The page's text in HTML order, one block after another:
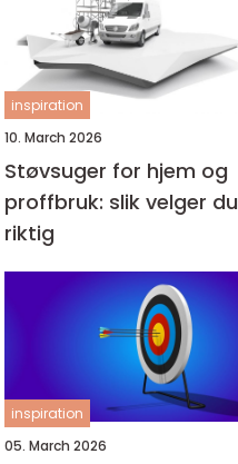
inspiration
10. March 2026
Støvsuger for hjem og
proffbruk: slik velger du
riktig
inspiration
05. March 2026